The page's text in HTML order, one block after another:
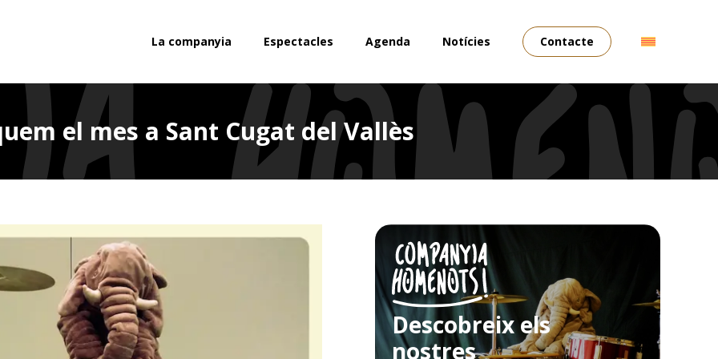
La companyia Espectacles Agenda Notícies Contacte
el mes a Sant Cugat del Vallès
Descobreix els
nostres